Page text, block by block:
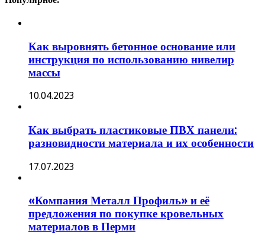
Как выровнять бетонное основание или
инструкция по использованию нивелир
массы
10.04.2023
Как выбрать пластиковые ПВХ панели:
разновидности материала и их особенности
17.07.2023
«Компания Металл Профиль» и её
предложения по покупке кровельных
материалов в Перми